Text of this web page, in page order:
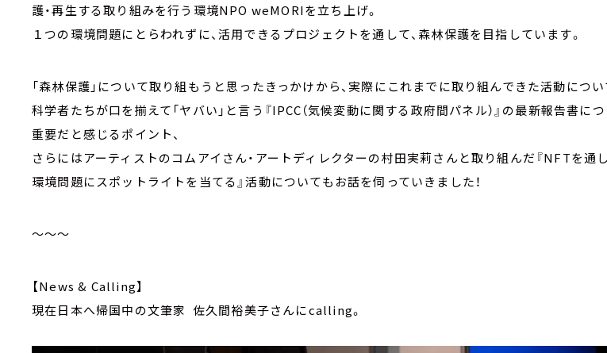
護・再生する取り組みを行う環境NPO weMORIを立ち上げ。
１つの環境問題にとらわれずに、活用できるプロジェクトを通して、森林保護を目指しています。
「森林保護」について取り組もうと思ったきっかけから、実際にこれまでに取り組んできた活動につい
科学者たちが口を揃えて「ヤバい」と言う『IPCC（気候変動に関する政府間パネル）』の最新報告書に
重要だと感じるポイント、
さらにはアーティストのコムアイさん・アートディレクターの村田実莉さんと取り組んだ『NFTを通
環境問題にスポットライトを当てる』活動についてもお話を伺っていきました！
～～～
【News & Calling】
現在日本へ帰国中の文筆家 佐久間裕美子さんにcalling。